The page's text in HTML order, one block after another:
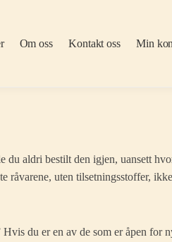
Om oss Kontakt oss Min
aldri bestilt den igjen, uansett
råvarene, uten tilsetningsstoffer,
du er en av de som er åpen